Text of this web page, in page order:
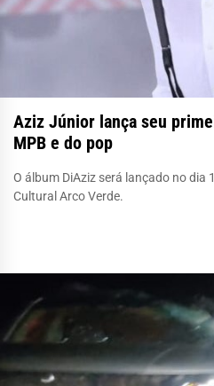
Aziz Júnior lança seu
MPB e do pop
O álbum DiAziz será lançado no dia
Cultural Arco Verde.